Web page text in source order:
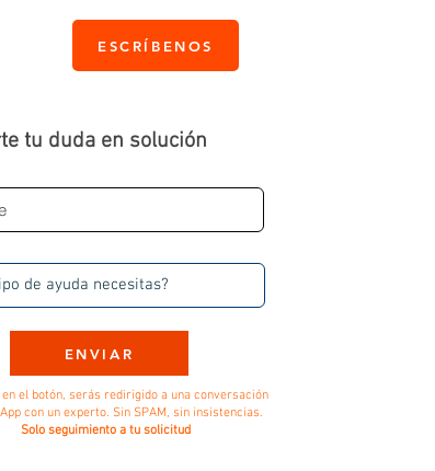
ESCRÍBENOS
tu duda en solución
ENVIAR
el botón, serás redirigido a una conversación
con un experto. Sin SPAM, sin insistencias.
Solo seguimiento a tu solicitud